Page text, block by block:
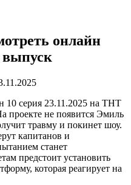
онлайн
выпуск
10 серия 23.11.2025 на ТНТ
проекте не появится Эмиль
травму и покинет шоу.
капитанов и
станет
предстоит установить
которая реагирует на